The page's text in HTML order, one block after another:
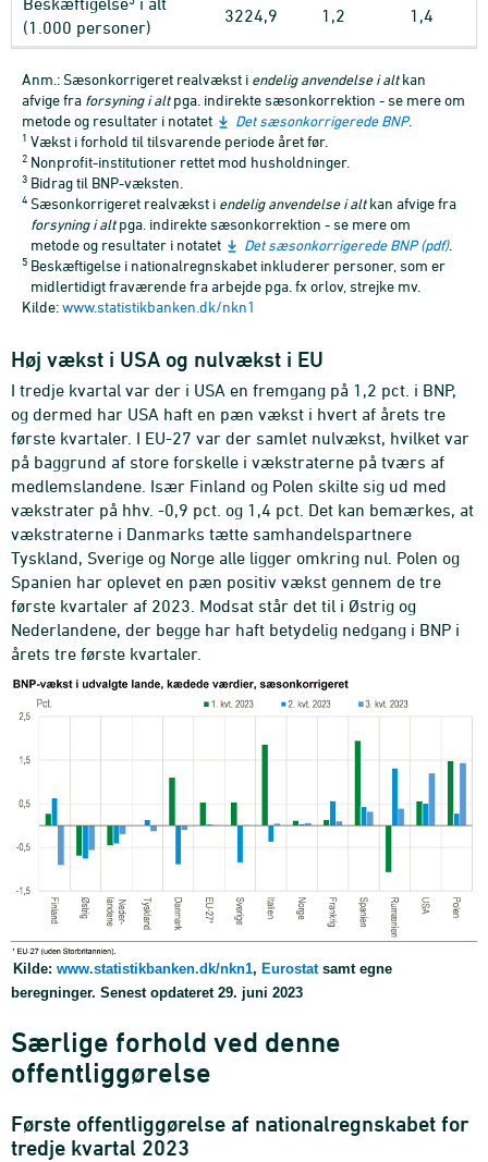
(1.000 personer)
3224,9 1,2 1,4
Anm.: Sæsonkorrigeret realvækst i endelig anvendelse i altkan
afvige fra forsyning i altpga. indirekte sæsonkorrektion - se mere om
metode og resultater i notatet
Det sæsonkorrigerede BNP.
1 Vækst i forhold til tilsvarende periode året før.
2 Nonprofit-institutioner rettet mod husholdninger.
3 Bidrag til BNP-væksten.
4 Sæsonkorrigeret realvækst i endelig anvendelse i altkan afvige fra
forsyning i altpga. indirekte sæsonkorrektion - se mere om
metode og resultater i notatet
Det sæsonkorrigerede BNP (pdf).
5 Beskæftigelse i nationalregnskabet inkluderer personer, som er
midlertidigt fraværende fra arbejde pga. fx orlov, strejke mv.
Kilde:www.statistikbanken.dk/nkn1
Høj vækst i USA og nulvækst i EU
I tredje kvartal var der i USA en fremgang på 1,2 pct. i BNP,
og dermed har USA haft en pæn vækst i hvert af årets tre
første kvartaler. I EU-27 var der samlet nulvækst, hvilket var
på baggrund af store forskelle i vækstraterne på tværs af
medlemslandene. Især Finland og Polen skilte sig ud med
vækstrater på hhv. -0,9 pct. og 1,4 pct. Det kan bemærkes, at
vækstraterne i Danmarks tætte samhandelspartnere
Tyskland, Sverige og Norge alle ligger omkring nul. Polen og
Spanien har oplevet en pæn positiv vækst gennem de tre
første kvartaler af 2023. Modsat står det til i Østrig og
Nederlandene, der begge har haft betydelig nedgang i BNP i
årets tre første kvartaler.
Kilde: www.statistikbanken.dk/nkn1, Eurostatsamt egne
beregninger. Senest opdateret 29. juni 2023
Særlige forhold ved denne
offentliggørelse
Første offentliggørelse af nationalregnskabet for
tredje kvartal 2023